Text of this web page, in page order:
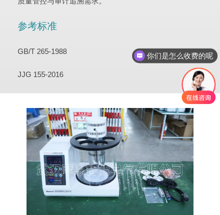
参考标准
GB/T 265-1988
JJG 155-2016
你们是怎么收费的呢